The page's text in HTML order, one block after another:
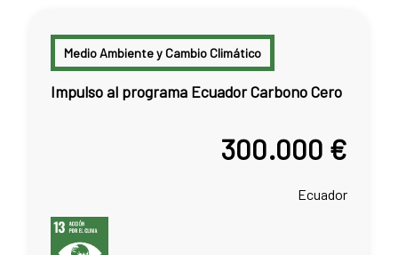
Medio Ambiente y Cambio Climático
Impulso al programa Ecuador Carbono Cero
300.000 €
Ecuador